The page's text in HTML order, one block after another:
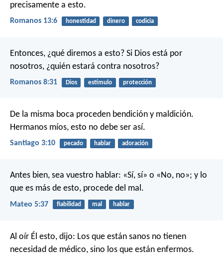
precisamente a esto.
Romanos 13:6 honestidad dinero codicia
Entonces, ¿qué diremos a esto? Si Dios está por
nosotros, ¿quién estará contra nosotros?
Romanos 8:31 Dios estímulo protección
De la misma boca proceden bendición y maldición.
Hermanos míos, esto no debe ser así.
Santiago 3:10 pecado hablar adoración
Antes bien, sea vuestro hablar: «Sí, sí» o «No, no»; y lo
que es más de esto, procede del mal.
Mateo 5:37 fiabilidad mal hablar
Al oír Él esto, dijo: Los que están sanos no tienen
necesidad de médico, sino los que están enfermos.